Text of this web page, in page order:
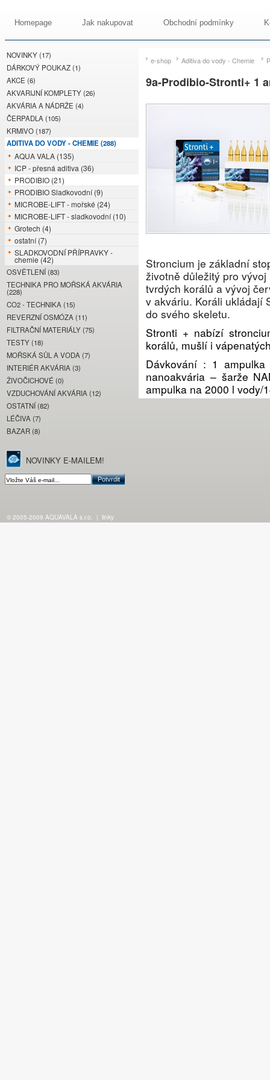
Homepage Jak nakupovat Obchodní podmínky
NOVINKY (17)
DÁRKOVÝ POUKAZ (1)
AKCE (6)
AKVARIJNÍ KOMPLETY (26)
AKVÁRIA A NÁDRŽE (4)
ČERPADLA (105)
KRMIVO (187)
ADITIVA DO VODY - CHEMIE (288)
AQUA VALA (135)
ICP - přesná aditiva (36)
PRODIBIO (21)
PRODIBIO Sladkovodní (9)
MICROBE-LIFT - mořské (24)
MICROBE-LIFT - sladkovodní (10)
Grotech (4)
ostatní (7)
SLADKOVODNÍ PŘÍPRAVKY -
chemie (42)
OSVĚTLENÍ (83)
TECHNIKA PRO MOŘSKÁ AKVÁRIA
(228)
CO2 - TECHNIKA (15)
REVERZNÍ OSMÓZA (11)
FILTRAČNÍ MATERIÁLY (75)
TESTY (18)
MOŘSKÁ SŮL A VODA (7)
INTERIÉR AKVÁRIA (3)
ŽIVOČICHOVÉ (0)
VZDUCHOVÁNÍ AKVÁRIA (12)
OSTATNÍ (82)
LÉČIVA (7)
BAZAR (8)
NOVINKY E-MAILEM!
e-shop Aditiva do vody - Chemie
9a-Prodibio-Stronti+ 1
Stroncium je základní
životně důležitý pro
tvrdých korálů a vývoj
v akváriu. Koráli ukládají
do svého skeletu.
Stronti + nabízí
korálů, mušlí i
Dávkování : 1
nanoakvária – šarže
ampulka na 2000 l vody/
© 2005-2009 AQUAVALA s.r.o. | linky